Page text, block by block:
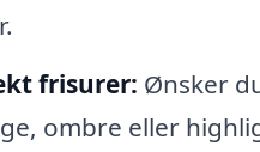
frisurer: Ønsker
ombre eller